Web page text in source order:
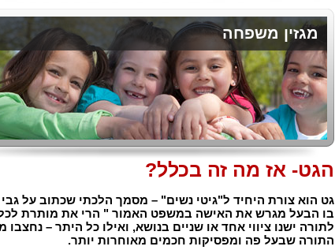
מגזין משפחה
הגט- אז מה זה בכלל?
גט הוא צורת היחיד ל"גיטי נשים" – מסמך הלכתי שכתוב על
בו הבעל מגרש את האישה במשפט האמור " הרי את מותרת
לתורה ישנו ציווי אחד או שניים בנושא, ואילו כל היתר – נחצבו
התורה שבעל פה ומפסיקות חכמים מאוחרות יותר.